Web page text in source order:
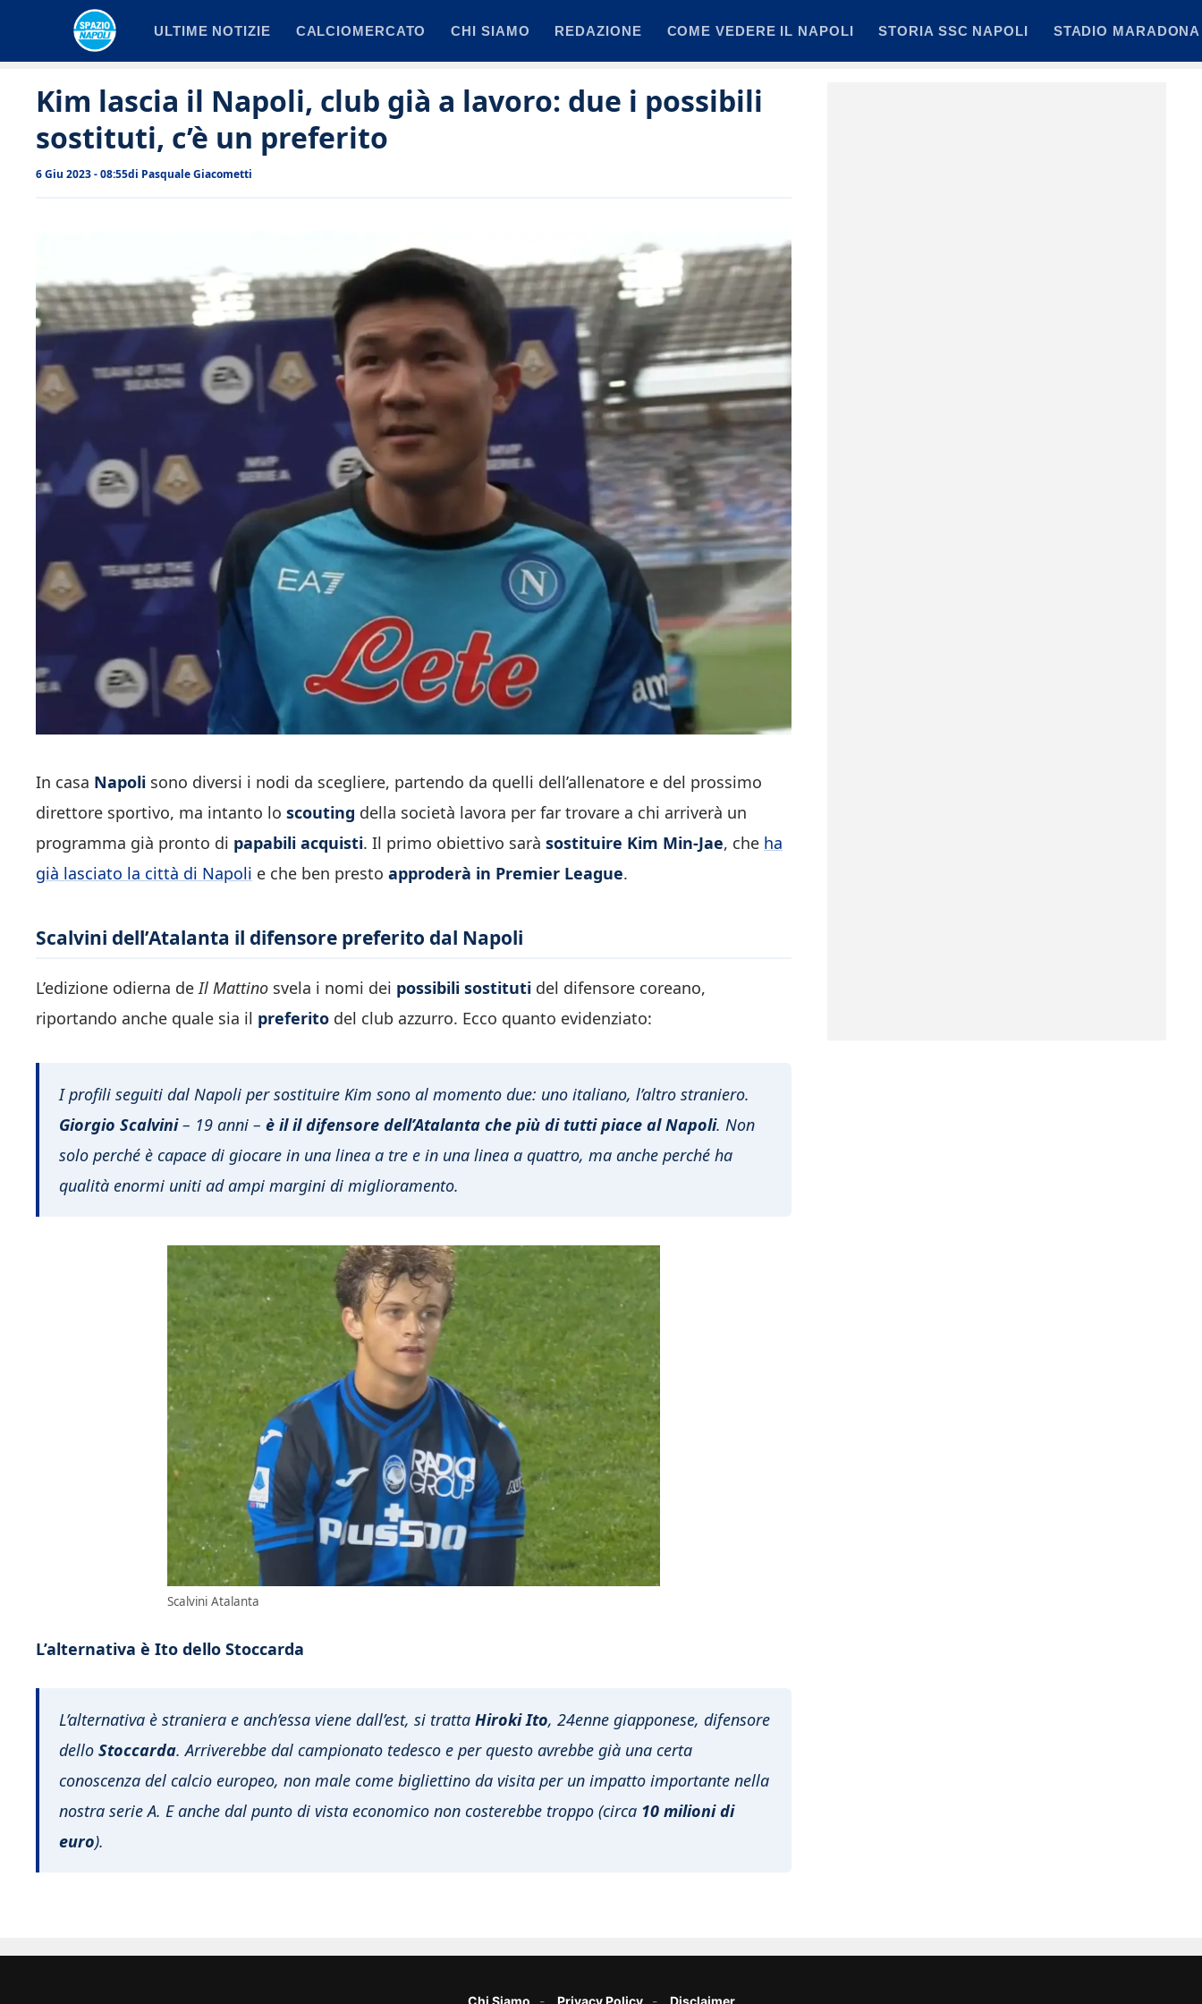
ULTIME NOTIZIE CALCIOMERCATO CHI SIAMO REDAZIONE COME VEDERE IL NAPOLI STORIA SSC NAPOLI STADIO MARADONA
Kim lascia il Napoli, club già a lavoro: due i possibili
sostituti, c’è un preferito
6 Giu 2023 - 08:55di Pasquale Giacometti
In casa Napoli sono diversi i nodi da scegliere, partendo da quelli dell’allenatore e del prossimo
direttore sportivo, ma intanto lo scouting della società lavora per far trovare a chi arriverà un
programma già pronto di papabili acquisti. Il primo obiettivo sarà sostituire Kim Min-Jae, che ha
già lasciato la città di Napoli e che ben presto approderà in Premier League.
Scalvini dell’Atalanta il difensore preferito dal Napoli
L’edizione odierna deIl Mattino svela i nomi dei possibili sostituti del difensore coreano,
riportando anche quale sia il preferito del club azzurro. Ecco quanto evidenziato:
I profili seguiti dal Napoli per sostituire Kim sono al momento due: uno italiano, l’altro straniero.
Giorgio Scalvini– 19 anni – è il il difensore dell’Atalanta che più di tutti piace al Napoli. Non
solo perché è capace di giocare in una linea a tre e in una linea a quattro, ma anche perché ha
qualità enormi uniti ad ampi margini di miglioramento.
Scalvini Atalanta
L’alternativa è Ito dello Stoccarda
L’alternativa è straniera e anch’essa viene dall’est, si tratta Hiroki Ito, 24enne giapponese, difensore
dello Stoccarda. Arriverebbe dal campionato tedesco e per questo avrebbe già una certa
conoscenza del calcio europeo, non male come bigliettino da visita per un impatto importante nella
nostra serie A. E anche dal punto di vista economico non costerebbe troppo (circa 10 milioni di
euro).
Chi Siamo Privacy Policy Disclaimer